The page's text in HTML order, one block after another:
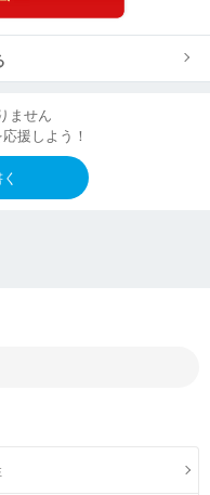
ません
援しよう！